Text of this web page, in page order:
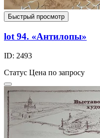
Быстрый просмотр
lot 94. «Антилопы»
ID: 2493
Статус Цена по запросу